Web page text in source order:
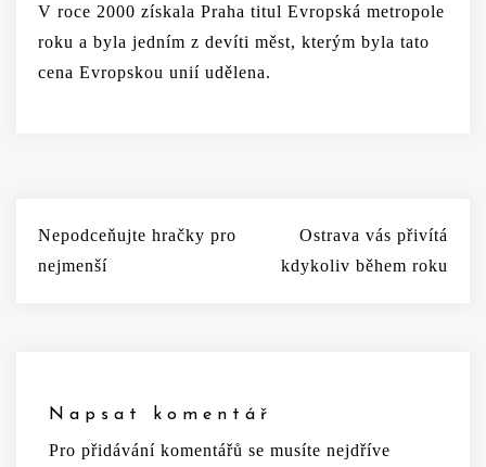
V roce 2000 získala Praha titul Evropská metropole
roku a byla jedním z devíti měst, kterým byla tato
cena Evropskou unií udělena.
Navigace
pro
příspěvek
Nepodceňujte hračky pro
nejmenší
Ostrava vás přivítá
kdykoliv během roku
Napsat komentář
Pro přidávání komentářů se musíte nejdříve